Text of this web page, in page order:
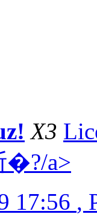
X3
�?/a>
17:56 ,